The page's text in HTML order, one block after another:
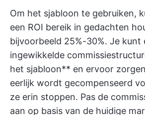
Om het sjabloon te gebruiken,
een ROI bereik in gedachten
bijvoorbeeld 25%-30%. Je kunt
ingewikkelde
het sjabloon** en ervoor
eerlijk wordt gecompenseerd
ze erin stoppen. Pas de
aan op basis van de huidige